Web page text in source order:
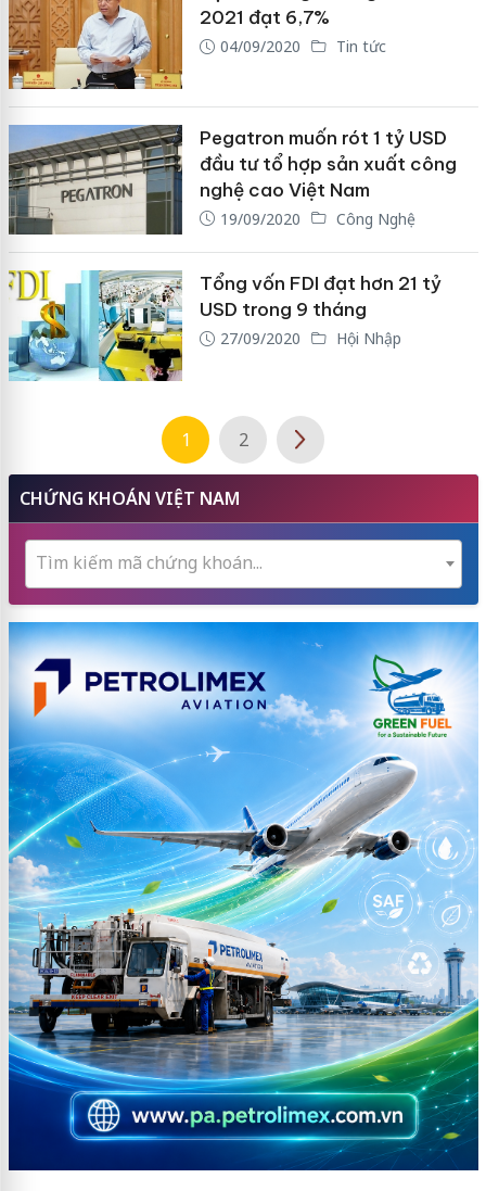
2021 đạt 6,7%
04/09/2020 Tin tức
Pegatron muốn rót 1 tỷ USD
đầu tư tổ hợp sản xuất công
nghệ cao Việt Nam
19/09/2020 Công Nghệ
Tổng vốn FDI đạt hơn 21 tỷ
USD trong 9 tháng
27/09/2020 Hội Nhập
1 2
CHỨNG KHOÁN VIỆT NAM
Tìm kiếm mã chứng khoán...